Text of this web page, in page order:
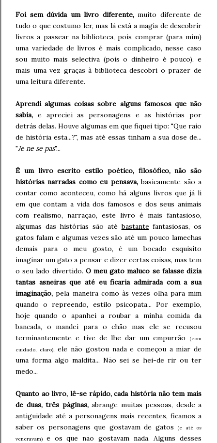
Foi sem dúvida um livro diferente,muito diferente de
tudo o que costumo ler, mas lá está a magia de descobrir
livros a passear na biblioteca, pois comprar (para mim)
uma variedade de livros é mais complicado, nesse caso
sou muito mais selectiva (pois o dinheiro é pouco), e
mais uma vez graças à biblioteca descobri o prazer de
uma leitura diferente.
Aprendi algumas coisas sobre alguns famosos que não
sabia, e apreciei as personagens e as histórias por
detrás delas. Houve algumas em que fiquei tipo: "Que raio
de história esta...?", mas até essas tinham a sua dose de...
"Je ne se pas"...
É um livro escrito estilo poético, filosófico, não são
histórias narradas como eu pensava,basicamente são a
contar como aconteceu, como há alguns livros que já li
em que contam a vida dos famosos e dos seus animais
com realismo, narração, este livro é mais fantasioso,
algumas das histórias são atébastantefantasiosas, os
gatos falam e algumas vezes são até um pouco lamechas
demais para o meu gosto, é um bocado esquisito
imaginar um gato a pensar e dizer certas coisas, mas tem
o seu lado divertido. O meu gato maluco se falasse dizia
tantas asneiras que até eu ficaria admirada com a sua
imaginação, pela maneira como às vezes olha para mim
quando o repreendo, estilo psicopata... Por exemplo,
hoje quando o apanhei a roubar a minha comida da
bancada, o mandei para o chão mas ele se recusou
terminantemente e tive de lhe dar um empurrão
(com
cuidado, claro), ele não gostou nada e começou a miar de
uma forma algo maldita... Não sei se hei-de rir ou ter
medo...
Quanto ao livro, lê-se rápido, cada história não tem mais
de duas, três páginas,abrange muitas pessoas, desde a
antiguidade até a personagens mais recentes, ficamos a
saber os personagens que gostavam de gatos
(e até os
veneravam) e os que não gostavam nada. Alguns desses